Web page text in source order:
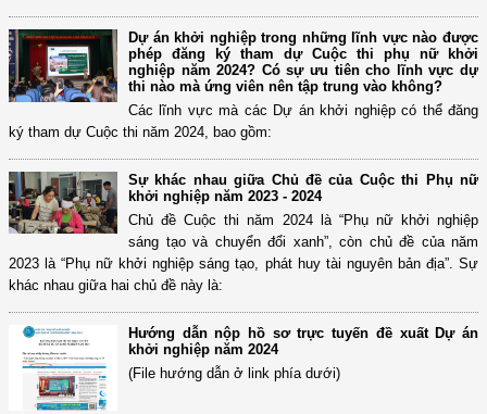
Dự án khởi nghiệp trong những lĩnh vực nào được
phép đăng ký tham dự Cuộc thi phụ nữ khởi
nghiệp năm 2024? Có sự ưu tiên cho lĩnh vực dự
thi nào mà ứng viên nên tập trung vào không?
Các lĩnh vực mà các Dự án khởi nghiệp có thể đăng
ký tham dự Cuộc thi năm 2024, bao gồm:
Sự khác nhau giữa Chủ đề của Cuộc thi Phụ nữ
khởi nghiệp năm 2023 - 2024
Chủ đề Cuộc thi năm 2024 là “Phụ nữ khởi nghiệp
sáng tạo và chuyển đổi xanh”, còn chủ đề của năm
2023 là “Phụ nữ khởi nghiệp sáng tạo, phát huy tài nguyên bản địa”. Sự
khác nhau giữa hai chủ đề này là:
Hướng dẫn nộp hồ sơ trực tuyến đề xuất Dự án
khởi nghiệp năm 2024
(File hướng dẫn ở link phía dưới)